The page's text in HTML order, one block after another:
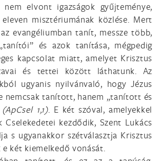
elvont igazságok gyűjteménye,
misztériumának közlése. Mert
evangéliumban tanít, messze több,
és azok tanítása, mégpedig
kapcsolat miatt, amelyet Krisztus
és tettei között láthatunk. Az
ugyanis nyilvánvaló, hogy Jézus
nemcsak tanított, hanem „tanított és
(ApCsel 1,1). E két szóval, amelyekkel
kezdődik, Szent Lukács
s ugyanakkor szétválasztja Krisztus
e két kiemelkedő vonását.